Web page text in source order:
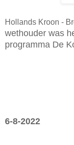
Hollands Kroon -
wethouder was
programma De
6-8-2022